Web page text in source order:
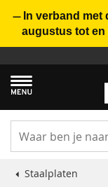
— In verband
augustus tot en
Staalplaten